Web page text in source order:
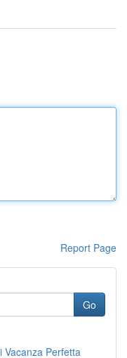
Report Page
Go
Vacanza Perfetta